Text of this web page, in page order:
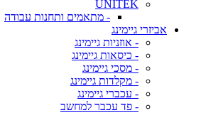
UNITEK
- מתאמים ותחנות עבודה
אביזרי גיימינג
- אוזניות גיימינג
- כיסאות גיימינג
- מסכי גיימינג
- מקלדות גיימינג
- עכברי גיימינג
- פד עכבר למחשב